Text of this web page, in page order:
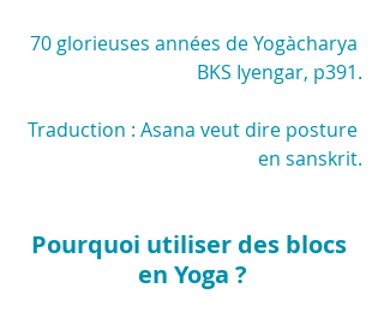
70 glorieuses années de Yogàcharya
BKS Iyengar, p391.
Traduction : Asana veut dire posture
en sanskrit.
Pourquoi utiliser des blocs
en Yoga ?